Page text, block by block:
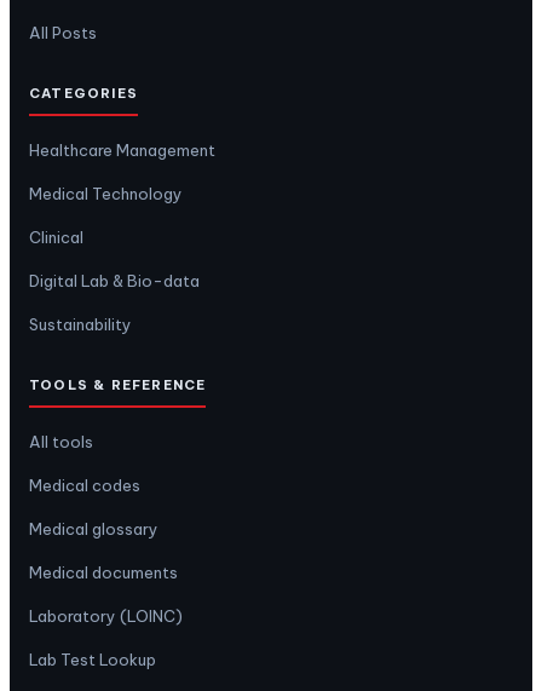
All Posts
CATEGORIES
Healthcare Management
Medical Technology
Clinical
Digital Lab & Bio-data
Sustainability
TOOLS & REFERENCE
All tools
Medical codes
Medical glossary
Medical documents
Laboratory (LOINC)
Lab Test Lookup